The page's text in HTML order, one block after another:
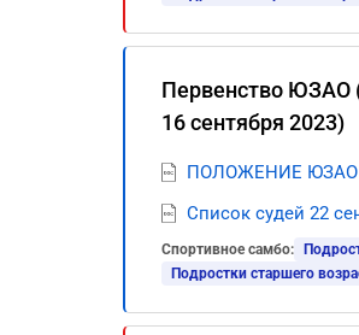
Первенство ЮЗАО
16 сентября 2023)
ПОЛОЖЕНИЕ ЮЗАО
Список судей 22
Спортивное самбо:
Подростки старшего